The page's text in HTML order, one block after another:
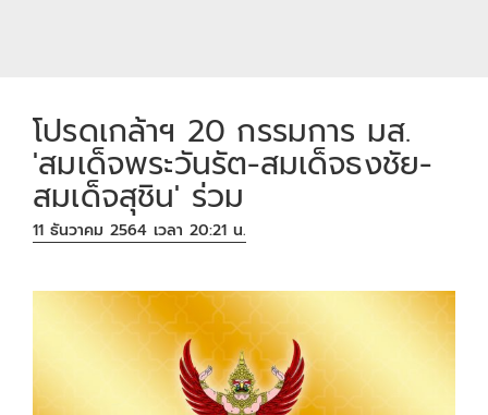
โปรดเกล้าฯ 20 กรรมการ มส.
'สมเด็จพระวันรัต-สมเด็จธงชัย-
สมเด็จสุชิน' ร่วม
11 ธันวาคม 2564 เวลา 20:21 น.